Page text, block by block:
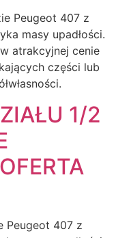
Peugeot 407 z
masy upadłości.
atrakcyjnej cenie
części lub
1/2
Peugeot 407 z